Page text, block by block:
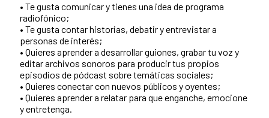
• Te gusta comunicar y tienes una idea de programa
radiofónico;
• Te gusta contar historias, debatir y entrevistar a
personas de interés;
• Quieres aprender a desarrollar guiones, grabar tu voz y
editar archivos sonoros para producir tus propios
episodios de pódcast sobre temáticas sociales;
• Quieres conectar con nuevos públicos y oyentes;
• Quieres aprender a relatar para que enganche, emocione
y entretenga.